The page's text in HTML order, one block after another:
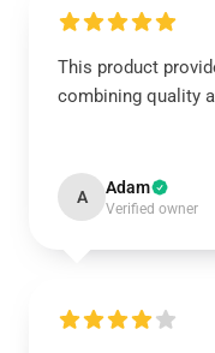
This product
combining quality
A Adam
Verified owner